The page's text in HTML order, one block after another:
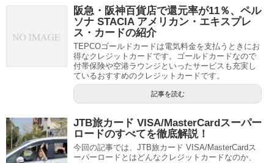
阪急・阪神百貨店で還元率が11％、ペル
ソナ STACIA アメリカン・エキスプレ
ス・カードの紹介
TEPCOゴールドカードは電気料金を支払うときにお
得なクレジットカードです。ゴールドカードなので
付帯保険や空港ラウンジといったサービスも充実し
ているおすすめのクレジットカードです。
記事を読む
JTB旅カード VISA/MasterCardスーパー
ロードのすべてを徹底解説！
今回の記事では、JTB旅カード VISA/MasterCardス
ーパーロードとはどんなクレジットカードなのか、